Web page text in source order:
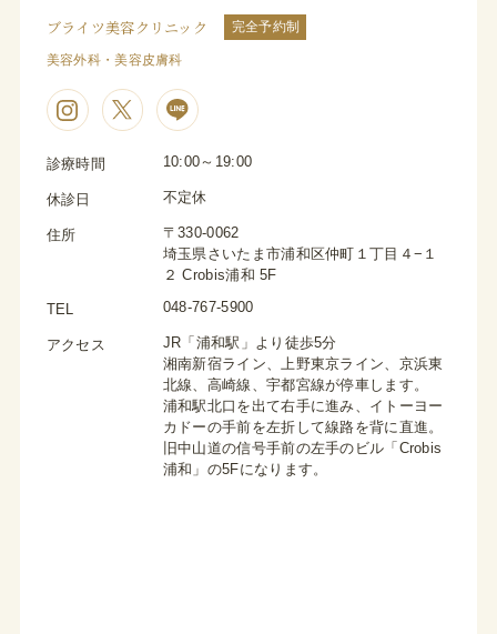
ブライツ美容クリニック 完全予約制
美容外科・美容皮膚科
診療時間 10:00～19:00
休診日 不定休
住所
〒330-0062
埼玉県さいたま市浦和区仲町１丁目４−１
２ Crobis浦和 5F
TEL 048-767-5900
アクセス
JR「浦和駅」より徒歩5分
湘南新宿ライン、上野東京ライン、京浜東
北線、高崎線、宇都宮線が停車します。
浦和駅北口を出て右手に進み、イトーヨー
カドーの手前を左折して線路を背に直進。
旧中山道の信号手前の左手のビル「Crobis
浦和」の5Fになります。